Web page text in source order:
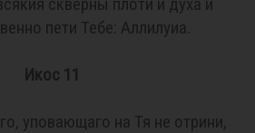
пети Тебе: Аллилуиа.
Икос 11
уповающаго на Тя не отрини,